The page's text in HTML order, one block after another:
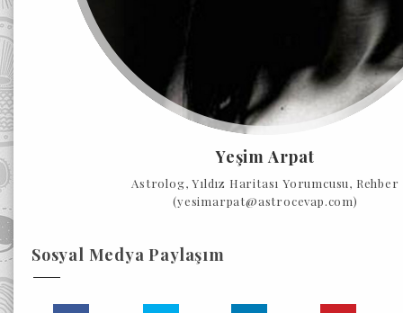
Yeşim Arpat
Astrolog, Yıldız Haritası Yorumcusu, Rehber
(yesimarpat@astrocevap.com)
Sosyal Medya Paylaşım